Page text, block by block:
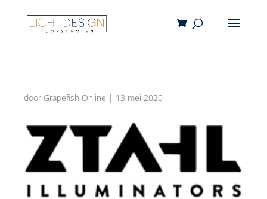
door Grapefish Online | 13 mei 2020